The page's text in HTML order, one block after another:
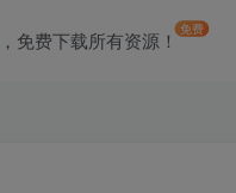
免费下载所有资源！免费